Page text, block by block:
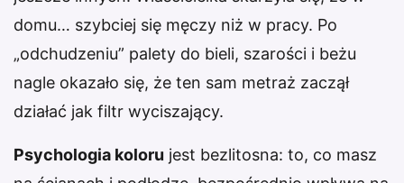
domu… szybciej się męczy niż w pracy. Po
„odchudzeniu” palety do bieli, szarości i beżu
nagle okazało się, że ten sam metraż zaczął
działać jak filtr wyciszający.
Psychologia koloru jest bezlitosna: to, co masz